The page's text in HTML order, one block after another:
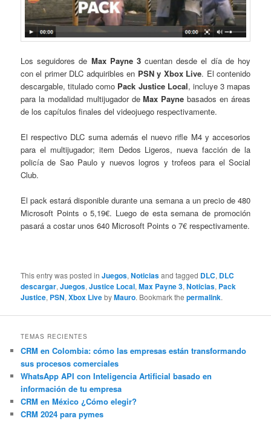
Los seguidores de Max Payne 3cuentan desde el día de hoy
con el primer DLC adquiribles en PSN y Xbox Live. El contenido
descargable, titulado como Pack Justice Local, incluye 3 mapas
para la modalidad multijugador deMax Payne basados en áreas
de los capítulos finales del videojuego respectivamente.
El respectivo DLC suma además el nuevo rifle M4 y accesorios
para el multijugador; item Dedos Ligeros, nueva facción de la
policía de Sao Paulo y nuevos logros y trofeos para el Social
Club.
El pack estará disponible durante una semana a un precio de 480
Microsoft Points o 5,19€. Luego de esta semana de promoción
pasará a costar unos 640 Microsoft Points o 7€ respectivamente.
This entry was posted inJuegos,Noticiasand tagged DLC, DLC
descargar,Juegos,Justice Local,Max Payne 3,Noticias, Pack
Justice, PSN,Xbox LivebyMauro. Bookmark thepermalink.
TEMAS RECIENTES
CRM en Colombia: cómo las empresas están transformando
sus procesos comerciales
WhatsApp API con Inteligencia Artificial basado en
información de tu empresa
CRM en México ¿Cómo elegir?
CRM 2024 para pymes